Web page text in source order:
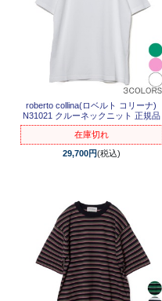
roberto collina(ロベルト コリーナ)
N31021 クルーネックニット 正規品
在庫切れ
29,700円(税込)